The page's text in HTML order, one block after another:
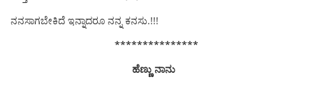
ನನಸಾಗಬೇಕಿದೆ ಇನ್ನಾದರೂ ನನ್ನ ಕನಸು.!!!
***************
ಹೆಣ್ಣು ನಾನು